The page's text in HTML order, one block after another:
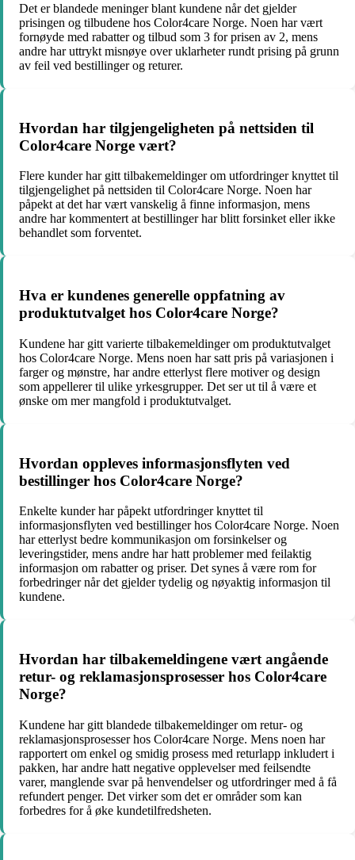
Det er blandede meninger blant kundene når det gjelder
prisingen og tilbudene hos Color4care Norge. Noen har vært
fornøyde med rabatter og tilbud som 3 for prisen av 2, mens
andre har uttrykt misnøye over uklarheter rundt prising på grunn
av feil ved bestillinger og returer.
Hvordan har tilgjengeligheten på nettsiden til
Color4care Norge vært?
Flere kunder har gitt tilbakemeldinger om utfordringer knyttet til
tilgjengelighet på nettsiden til Color4care Norge. Noen har
påpekt at det har vært vanskelig å finne informasjon, mens
andre har kommentert at bestillinger har blitt forsinket eller ikke
behandlet som forventet.
Hva er kundenes generelle oppfatning av
produktutvalget hos Color4care Norge?
Kundene har gitt varierte tilbakemeldinger om produktutvalget
hos Color4care Norge. Mens noen har satt pris på variasjonen i
farger og mønstre, har andre etterlyst flere motiver og design
som appellerer til ulike yrkesgrupper. Det ser ut til å være et
ønske om mer mangfold i produktutvalget.
Hvordan oppleves informasjonsflyten ved
bestillinger hos Color4care Norge?
Enkelte kunder har påpekt utfordringer knyttet til
informasjonsflyten ved bestillinger hos Color4care Norge. Noen
har etterlyst bedre kommunikasjon om forsinkelser og
leveringstider, mens andre har hatt problemer med feilaktig
informasjon om rabatter og priser. Det synes å være rom for
forbedringer når det gjelder tydelig og nøyaktig informasjon til
kundene.
Hvordan har tilbakemeldingene vært angående
retur- og reklamasjonsprosesser hos Color4care
Norge?
Kundene har gitt blandede tilbakemeldinger om retur- og
reklamasjonsprosesser hos Color4care Norge. Mens noen har
rapportert om enkel og smidig prosess med returlapp inkludert i
pakken, har andre hatt negative opplevelser med feilsendte
varer, manglende svar på henvendelser og utfordringer med å få
refundert penger. Det virker som det er områder som kan
forbedres for å øke kundetilfredsheten.